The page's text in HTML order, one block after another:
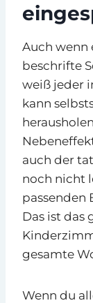
Auch wenn
beschrifte
weiß jeder
kann
auch der
noch nicht
passenden
Das ist das
gesamte
Wenn du